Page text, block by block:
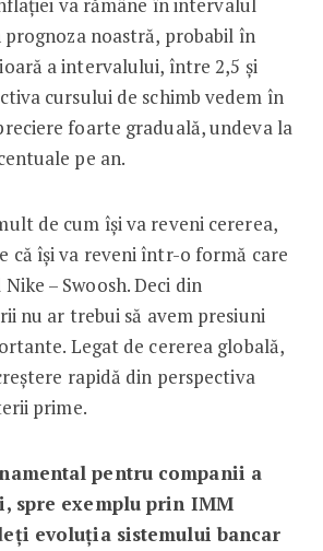
noastră, probabil în
a intervalului, între 2,5 și
cursului de schimb vedem în
foarte graduală, undeva la
pe an.
de cum își va reveni cererea,
că își va reveni într-o formă care
– Swoosh. Deci din
nu ar trebui să avem presiuni
Legat de cererea globală,
rapidă din perspectiva
prime.
pentru companii a
spre exemplu prin IMM
evoluția sistemului bancar